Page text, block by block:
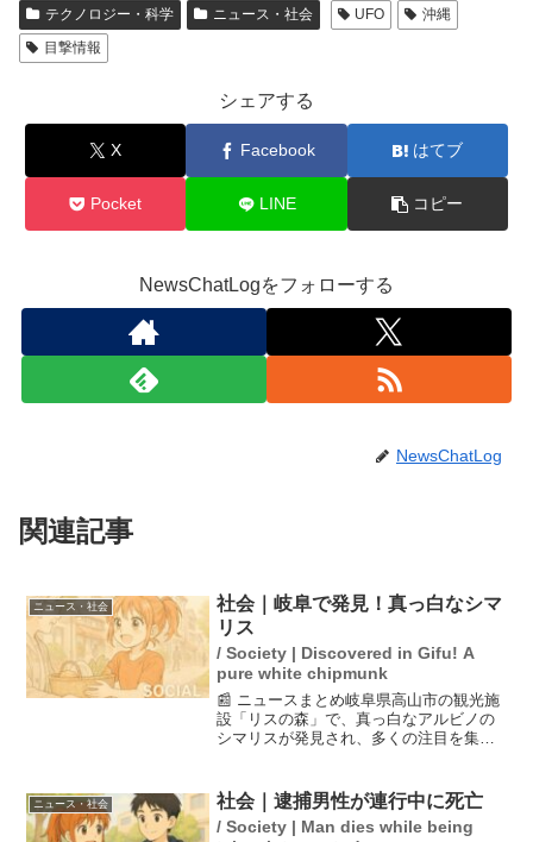
テクノロジー・科学 ニュース・社会 UFO
沖縄
目撃情報
シェアする
X Facebook はてブ
Pocket LINE コピー
NewsChatLogをフォローする
NewsChatLog
関連記事
ニュース・社会
社会｜岐阜で発見！真っ白なシマ
リス
/ Society | Discovered in Gifu! A
pure white chipmunk
📰 ニュースまとめ岐阜県高山市の観光施
設「リスの森」で、真っ白なアルビノの
シマリスが発見され、多くの注目を集め
が欠乏しているため、白い体色をしてい
ます。この珍しいシマリ...
ニュース・社会 社会｜逮捕男性が連行中に死亡
/ Society | Man dies while being